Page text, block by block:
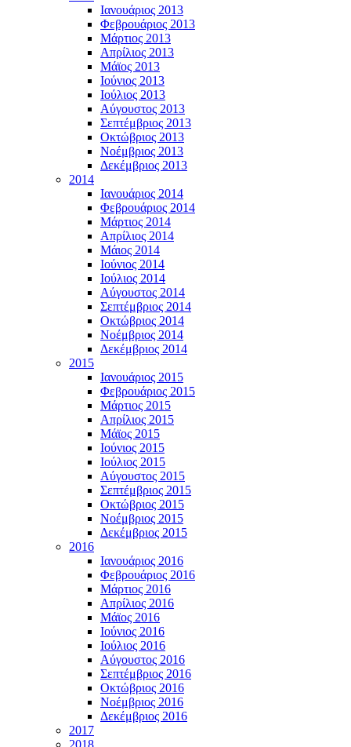
Ιανουάριος 2013
Φεβρουάριος 2013
Μάρτιος 2013
Απρίλιος 2013
Μάϊος 2013
Ιούνιος 2013
Ιούλιος 2013
Αύγουστος 2013
Σεπτέμβριος 2013
Οκτώβριος 2013
Νοέμβριος 2013
Δεκέμβριος 2013
2014
Ιανουάριος 2014
Φεβρουάριος 2014
Μάρτιος 2014
Απρίλιος 2014
Μάιος 2014
Ιούνιος 2014
Ιούλιος 2014
Αύγουστος 2014
Σεπτέμβριος 2014
Οκτώβριος 2014
Νοέμβριος 2014
Δεκέμβριος 2014
2015
Ιανουάριος 2015
Φεβρουάριος 2015
Μάρτιος 2015
Απρίλιος 2015
Μάϊος 2015
Ιούνιος 2015
Ιούλιος 2015
Αύγουστος 2015
Σεπτέμβριος 2015
Οκτώβριος 2015
Νοέμβριος 2015
Δεκέμβριος 2015
2016
Ιανουάριος 2016
Φεβρουάριος 2016
Μάρτιος 2016
Απρίλιος 2016
Μάϊος 2016
Ιούνιος 2016
Ιούλιος 2016
Αύγουστος 2016
Σεπτέμβριος 2016
Οκτώβριος 2016
Νοέμβριος 2016
Δεκέμβριος 2016
2017
2018